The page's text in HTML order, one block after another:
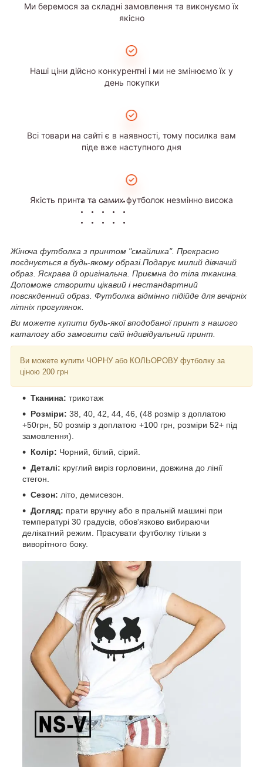
Ми беремося за складні замовлення та виконуємо їх
якісно
Наші ціни дійсно конкурентні і ми не змінюємо їх у
день покупки
Всі товари на сайті є в наявності, тому посилка вам
піде вже наступного дня
Якість принта та самих футболок незмінно висока
Жіноча футболка з принтом "смайлика". Прекрасно
поєднується в будь-якому образі.Подарує милий дівчачий
образ. Яскрава й оригінальна. Приємна до тіла тканина.
Допоможе створити цікавий і нестандартний
повсякденний образ. Футболка відмінно підійде для вечірніх
літніх прогулянок.
Ви можете купити будь-якої вподобаної принт з нашого
каталогу або замовити свій індивідуальний принт.
Ви можете купити ЧОРНУ або КОЛЬОРОВУ футболку за
ціною 200 грн
Тканина: трикотаж
Розміри: 38, 40, 42, 44, 46, (48 розмір з доплатою
+50грн, 50 розмір з доплатою +100 грн, розміри 52+ під
замовлення).
Колір: Чорний, білий, сірий.
Деталі: круглий виріз горловини, довжина до лінії
стегон.
Сезон: літо, демисезон.
Догляд: прати вручну або в пральній машині при
температурі 30 градусів, обов'язково вибираючи
делікатний режим. Прасувати футболку тільки з
виворітного боку.